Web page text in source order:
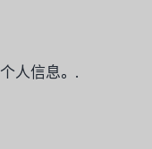
人信息。.